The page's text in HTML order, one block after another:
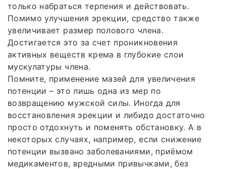
только набраться терпения и действовать.
Помимо улучшения эрекции, средство также
увеличивает размер полового члена.
Достигается это за счет проникновения
активных веществ крема в глубокие слои
мускулатуры члена.
Помните, применение мазей для увеличения
потенции – это лишь одна из мер по
возвращению мужской силы. Иногда для
восстановления эрекции и либидо достаточно
просто отдохнуть и поменять обстановку. А в
некоторых случаях, например, если снижение
потенции вызвано заболеваниями, приёмом
медикаментов, вредными привычками, без